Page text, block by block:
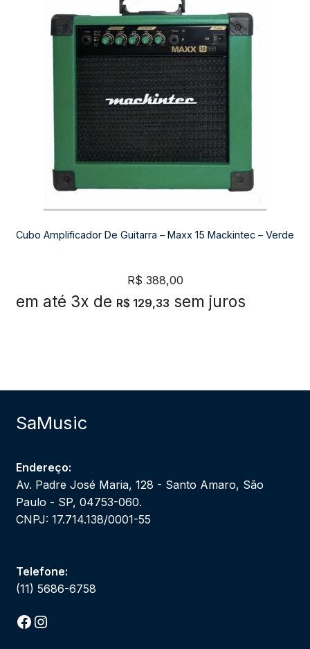
Cubo Amplificador De Guitarra – Maxx 15 Mackintec – Verde
R$ 388,00
em até 3x de R$ 129,33 sem juros
SaMusic
Endereço:
Av. Padre José Maria, 128 - Santo Amaro, São
Paulo - SP, 04753-060.
CNPJ: 17.714.138/0001-55
Telefone:
(11) 5686-6758
Facebook
Instagram